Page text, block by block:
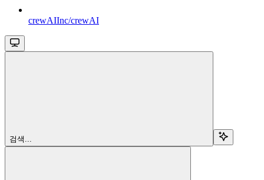
crewAIInc/crewAI
검색...